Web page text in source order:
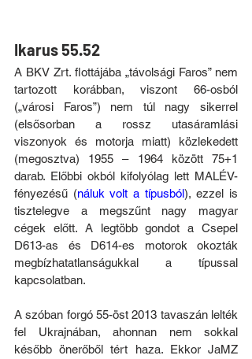
Ikarus 55.52
A BKV Zrt. flottájába „távolsági Faros” nem
tartozott korábban, viszont 66-osból
(„városi Faros”) nem túl nagy sikerrel
(elsősorban a rossz utasáramlási
viszonyok és motorja miatt) közlekedett
(megosztva) 1955 – 1964 között 75+1
darab. Előbbi okból kifolyólag lett MALÉV-
fényezésű (náluk volt a típusból), ezzel is
tisztelegve a megszűnt nagy magyar
cégek előtt. A legtöbb gondot a Csepel
D613-as és D614-es motorok okozták
megbízhatatlanságukkal a típussal
kapcsolatban.
A szóban forgó 55-öst 2013 tavaszán lelték
fel Ukrajnában, ahonnan nem sokkal
később önerőből tért haza. Ekkor JaMZ